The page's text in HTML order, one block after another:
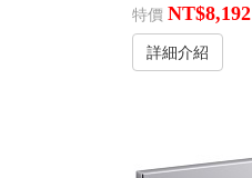
特價 NT$8,192
詳細介紹